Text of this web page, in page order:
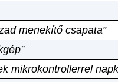
menekítő csapata”
mikrokontrollerrel